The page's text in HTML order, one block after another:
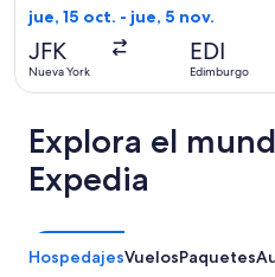
jue, 15 oct. - jue, 5 nov.
JFK
Nueva York
EDI
Edimburgo
Explora el
Expedia
HospedajesVuelosPaquetes